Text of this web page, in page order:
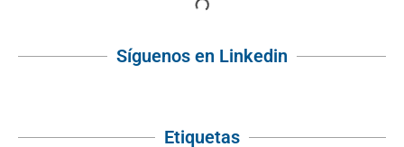
Síguenos en Linkedin
Etiquetas